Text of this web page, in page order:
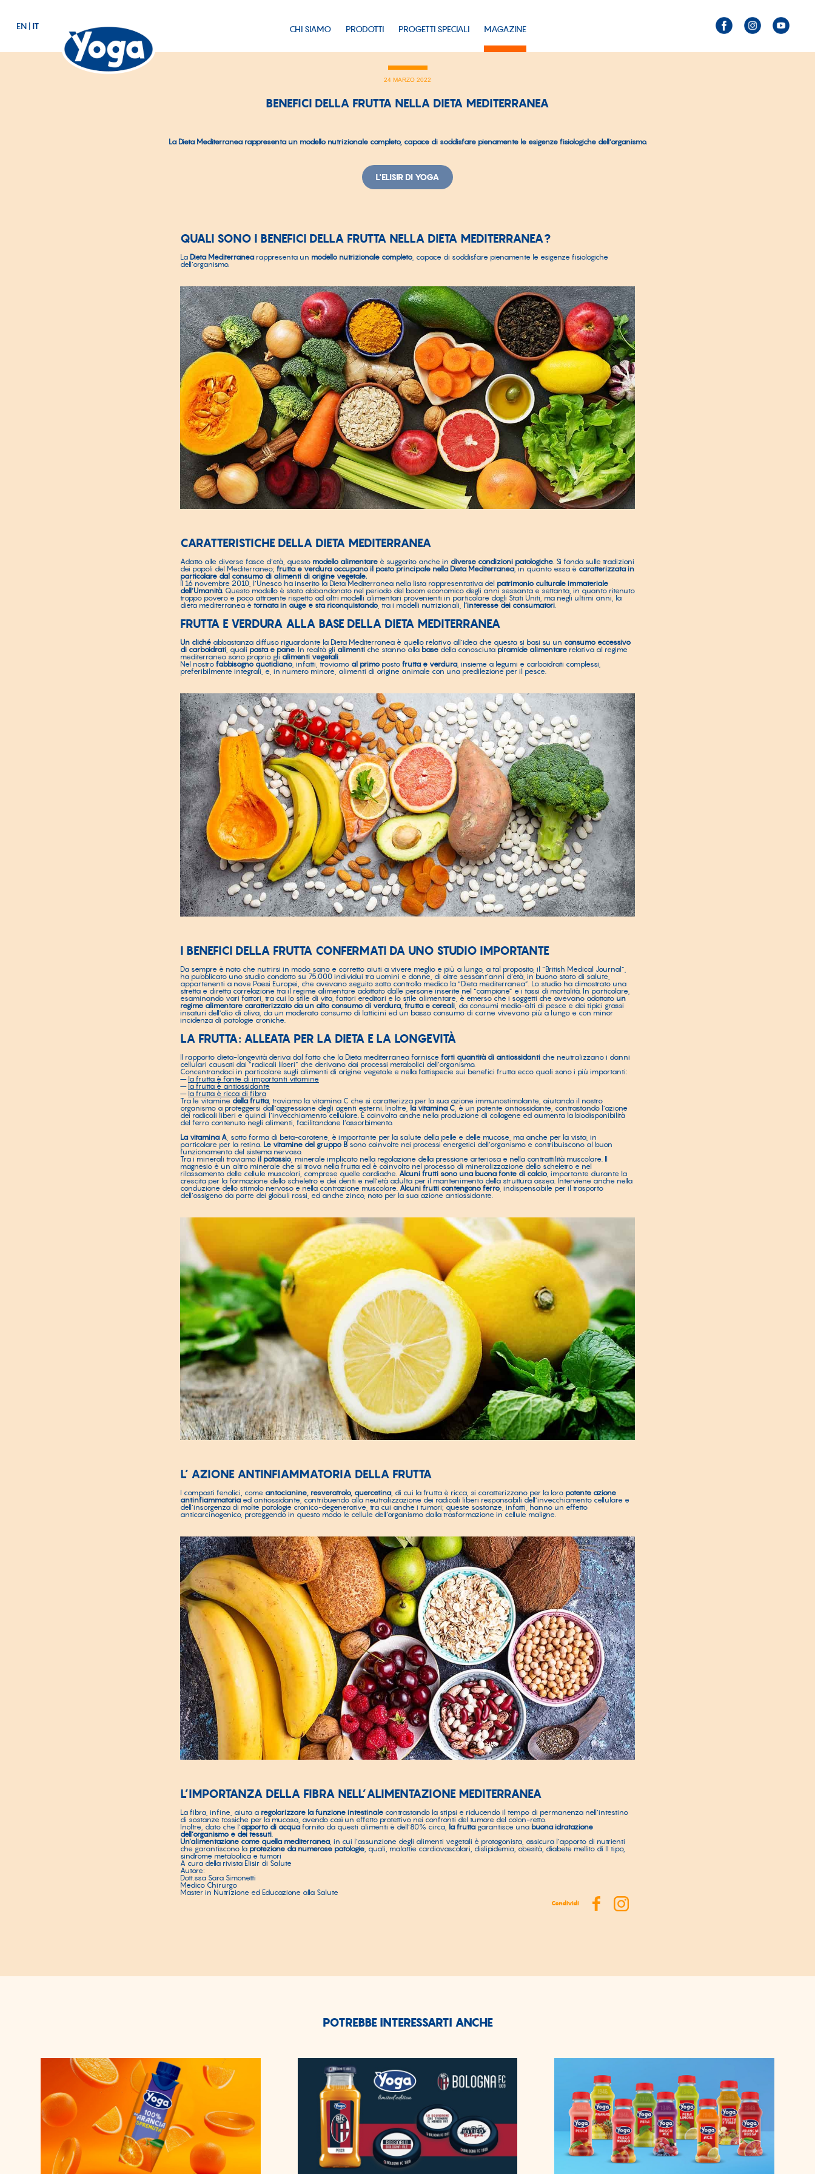
EN| IT CHI SIAMO PRODOTTI PROGETTI SPECIALI MAGAZINE
24 MARZO 2022
BENEFICI DELLA FRUTTA NELLA DIETA MEDITERRANEA
La Dieta Mediterranea rappresenta un modello nutrizionale completo, capace di soddisfare pienamente le esigenze fisiologiche dell’organismo.
L'ELISIR DI YOGA
QUALI SONO I BENEFICI DELLA FRUTTA NELLA DIETA MEDITERRANEA?
La Dieta Mediterranearappresenta un modello nutrizionale completo , capace di soddisfare pienamente le esigenze fisiologiche
dell’organismo.
CARATTERISTICHE DELLA DIETA MEDITERRANEA
Adatto alle diverse fasce d’età, questo modello alimentare è suggerito anche in diverse condizioni patologiche. Si fonda sulle tradizioni
dei popoli del Mediterraneo; frutta e verdura occupano il posto principale nella Dieta Mediterranea, in quanto essa è caratterizzata in
particolare dal consumo di alimenti di origine vegetale.
Il 16 novembre 2010, l’Unesco ha inserito la Dieta Mediterranea nella lista rappresentativa del patrimonio culturale immateriale
dell’Umanità. Questo modello è stato abbandonato nel periodo del boom economico degli anni sessanta e settanta, in quanto ritenuto
troppo povero e poco attraente rispetto ad altri modelli alimentari provenienti in particolare dagli Stati Uniti, ma negli ultimi anni, la
dieta mediterranea è tornata in auge e sta riconquistando , tra i modelli nutrizionali, l’interesse dei consumatori.
FRUTTA E VERDURA ALLA BASE DELLA DIETA MEDITERRANEA
Un cliché abbastanza diffuso riguardante la Dieta Mediterranea è quello relativo all’idea che questa si basi su un consumo eccessivo
di carboidrati , quali pasta e pane. In realtà gli alimenti che stanno alla base della conosciuta piramide alimentare relativa al regime
mediterraneo sono proprio gli alimenti vegetali.
Nel nostro fabbisogno quotidiano , infatti, troviamo al primo posto frutta e verdura, insieme a legumi e carboidrati complessi,
preferibilmente integrali, e, in numero minore, alimenti di origine animale con una predilezione per il pesce.
I BENEFICI DELLA FRUTTA CONFERMATI DA UNO STUDIO IMPORTANTE
Da sempre è noto che nutrirsi in modo sano e corretto aiuti a vivere meglio e più a lungo, a tal proposito, il “British Medical Journal”,
ha pubblicato uno studio condotto su 75.000 individui tra uomini e donne, di oltre sessant’anni d’età, in buono stato di salute,
appartenenti a nove Paesi Europei, che avevano seguito sotto controllo medico la “Dieta mediterranea”. Lo studio ha dimostrato una
stretta e diretta correlazione tra il regime alimentare adottato dalle persone inserite nel “campione” e i tassi di mortalità. In particolare,
esaminando vari fattori, tra cui lo stile di vita, fattori ereditari e lo stile alimentare, è emerso che i soggetti che avevano adottato un
regime alimentare caratterizzato da un alto consumo di verdura, frutta e cereali, da consumi medio-alti di pesce e dei tipici grassi
insaturi dell’olio di oliva, da un moderato consumo di latticini ed un basso consumo di carne vivevano più a lungo e con minor
incidenza di patologie croniche.
LA FRUTTA: ALLEATA PER LA DIETA E LA LONGEVITÀ
Il rapporto dieta-longevità deriva dal fatto che la Dieta mediterranea fornisce forti quantità di antiossidanti che neutralizzano i danni
cellulari causati dai “radicali liberi” che derivano dai processi metabolici dell’organismo.
Concentrandoci in particolare sugli alimenti di origine vegetale e nella fattispecie sui benefici frutta ecco quali sono i più importanti:
– la frutta è fonte di importanti vitamine
–la frutta è antiossidante
–la frutta è ricca di fibra
Tra le vitaminedella frutta, troviamo la vitamina C che si caratterizza per la sua azione immunostimolante, aiutando il nostro
organismo a proteggersi dall’aggressione degli agenti esterni. Inoltre, la vitamina C , è un potente antiossidante, contrastando l’azione
dei radicali liberi e quindi l’invecchiamento cellulare. È coinvolta anche nella produzione di collagene ed aumenta la biodisponibilità
del ferro contenuto negli alimenti, facilitandone l’assorbimento.
La vitamina A , sotto forma di beta-carotene, è importante per la salute della pelle e delle mucose, ma anche per la vista, in
particolare per la retina. Le vitamine del gruppo Bsono coinvolte nei processi energetici dell’organismo e contribuiscono al buon
funzionamento del sistema nervoso.
Tra i minerali troviamo il potassio , minerale implicato nella regolazione della pressione arteriosa e nella contrattilità muscolare. Il
magnesio è un altro minerale che si trova nella frutta ed è coinvolto nel processo di mineralizzazione dello scheletro e nel
rilassamento delle cellule muscolari, comprese quelle cardiache. Alcuni frutti sono una buona fonte di calcio , importante durante la
crescita per la formazione dello scheletro e dei denti e nell’età adulta per il mantenimento della struttura ossea. Interviene anche nella
conduzione dello stimolo nervoso e nella contrazione muscolare. Alcuni frutti contengono ferro , indispensabile per il trasporto
dell’ossigeno da parte dei globuli rossi, ed anche zinco, noto per la sua azione antiossidante.
L’ AZIONE ANTINFIAMMATORIA DELLA FRUTTA
I composti fenolici, come antocianine, resveratrolo, quercetina, di cui la frutta è ricca, si caratterizzano per la loro potente azione
antinfiammatoriaed antiossidante, contribuendo alla neutralizzazione dei radicali liberi responsabili dell’invecchiamento cellulare e
dell’insorgenza di molte patologie cronico-degenerative, tra cui anche i tumori; queste sostanze, infatti, hanno un effetto
anticarcinogenico, proteggendo in questo modo le cellule dell’organismo dalla trasformazione in cellule maligne.
L’IMPORTANZA DELLA FIBRA NELL’ALIMENTAZIONE MEDITERRANEA
La fibra, infine, aiuta a regolarizzare la funzione intestinale contrastando la stipsi e riducendo il tempo di permanenza nell’intestino
di sostanze tossiche per la mucosa, avendo così un effetto protettivo nei confronti del tumore del colon-retto.
Inoltre, dato che l’apporto di acquafornito da questi alimenti è dell’80% circa, la fruttagarantisce una buona idratazione
dell’organismo e dei tessuti
Un’alimentazione come quella mediterranea, in cui l’assunzione degli alimenti vegetali è protagonista, assicura l’apporto di nutrienti
che garantiscono la protezione da numerose patologie , quali, malattie cardiovascolari, dislipidemia, obesità, diabete mellito di II tipo,
sindrome metabolica e tumori
A cura della rivista Elisir di Salute
Autore:
Dott.ssa Sara Simonetti
Medico Chirurgo
Master in Nutrizione ed Educazione alla Salute
Condividi
POTREBBE INTERESSARTI ANCHE